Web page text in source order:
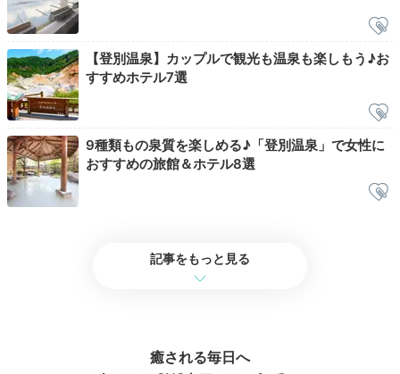
朝食ビュッフェの盛り付け一例 kana.trip_8.8.8さんの投稿
朝食は和洋ビュッフェ。パン派の方もご飯派の方も楽し
めるラインナップですよ。会場は広々とした「リバテ
kana.trip_8.8.8
【登別温泉】カップルで観光も温泉も楽しもう♪お
すすめホテル7選
9種類もの泉質を楽しめる♪「登別温泉」で女性に
おすすめの旅館＆ホテル8選
記事をもっと見る
癒される毎日へ